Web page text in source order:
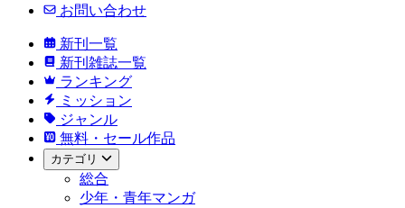
お問い合わせ
新刊一覧
新刊雑誌一覧
ランキング
ミッション
ジャンル
無料・セール作品
カテゴリ
総合
少年・青年マンガ